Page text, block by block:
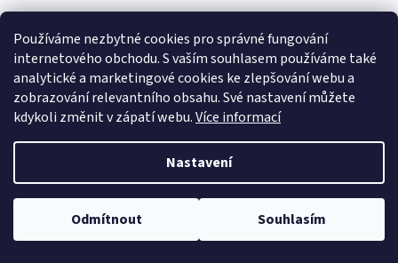
Používáme nezbytné cookies pro správné fungování
internetového obchodu. S vaším souhlasem používáme také
analytické a marketingové cookies ke zlepšování webu a
zobrazování relevantního obsahu. Své nastavení můžete
kdykoli změnit v zápatí webu.Více informací
Nastavení
Odmítnout Souhlasím
Skladem u nás
39,67 Kč bez DPH
48 Kč Do košíku